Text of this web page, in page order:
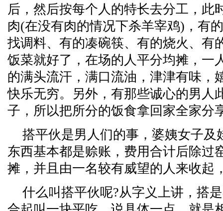
后，然后按每个人的特长去分工，此
肉(在没有肉的情况下杀羊宰鸡)，有
找调料、有的凑碗筷、有的烧火、有
饭菜就好了，在场的人平分均摊，一
的满头流汗，满口流油，津津有味，
快乐无穷。另外，有那些诚心的男人
子，所以把所分的饭食拿回家全家分
搭平伙是男人们的事，婆姨女子及
东西基本都是赊账，费用合计后除过
摊，并且由一名较有威望的人来收起
什么叫搭平伙呢?从字义上讲，搭